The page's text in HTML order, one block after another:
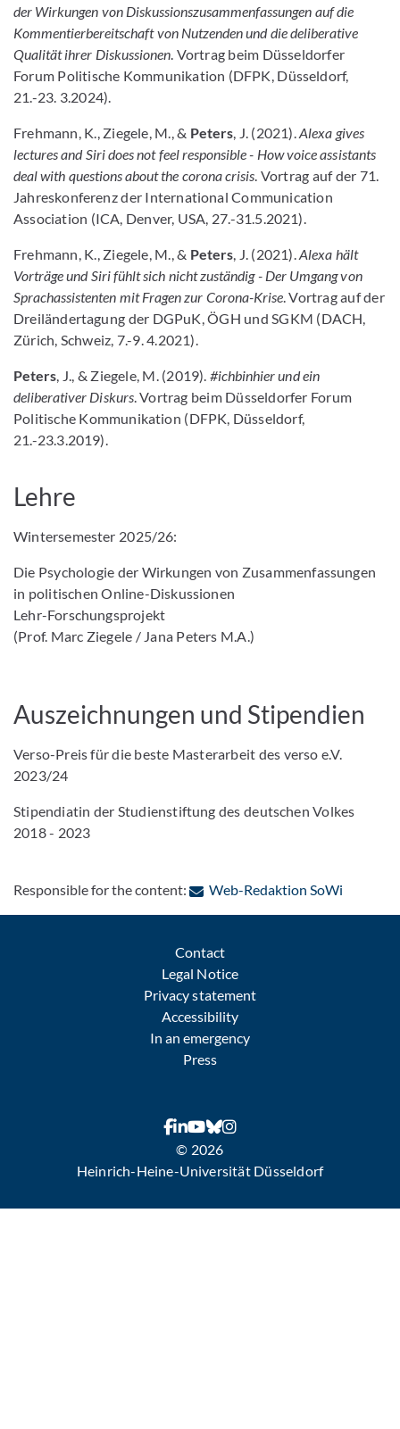
der Wirkungen von Diskussionszusammenfassungen auf die
Kommentierbereitschaft von Nutzenden und die deliberative
Qualität ihrer Diskussionen. Vortrag beim Düsseldorfer
Forum Politische Kommunikation (DFPK, Düsseldorf,
21.-23. 3.2024).
Frehmann, K., Ziegele, M., & Peters, J. (2021).Alexa gives
lectures and Siri does not feel responsible - How voice assistants
deal with questions about the corona crisis. Vortrag auf der 71.
Jahreskonferenz der International Communication
Association (ICA, Denver, USA, 27.-31.5.2021).
Frehmann, K., Ziegele, M., & Peters, J. (2021).Alexa hält
Vorträge und Siri fühlt sich nicht zuständig - Der Umgang von
Sprachassistenten mit Fragen zur Corona-Krise. Vortrag auf der
Dreiländertagung der DGPuK, ÖGH und SGKM (DACH,
Zürich, Schweiz, 7.-9. 4.2021).
Peters, J., & Ziegele, M. (2019).#ichbinhier und ein
deliberativer Diskurs. Vortrag beim Düsseldorfer Forum
Politische Kommunikation (DFPK, Düsseldorf,
21.-23.3.2019).
Lehre
Wintersemester 2025/26:
Die Psychologie der Wirkungen von Zusammenfassungen
in politischen Online-Diskussionen
Lehr-Forschungsprojekt
(Prof. Marc Ziegele / Jana Peters M.A.)
Auszeichnungen und Stipendien
Verso-Preisfür die beste Masterarbeit des verso e.V.
2023/24
Stipendiatin der Studienstiftung des deutschen Volkes
2018 - 2023
Responsible for the content: Web-Redaktion SoWi:
Contact
Legal Notice
Privacy statement
Accessibility
In an emergency
Press
© 2026
Heinrich-Heine-Universität Düsseldorf